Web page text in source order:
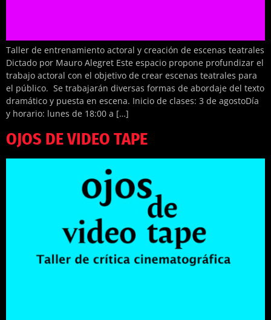
Taller de entrenamiento actoral y creación de escenas teatrales
Dictado por Mauro Alegret Este espacio propone profundizar el
trabajo actoral con el objetivo de crear escenas teatrales para
el público. Se trabajarán diversas formas de abordaje del texto
dramático y puesta en escena. Inicio de clases: 3 de agostoDía
y horario: lunes de 18:00 a […]
OJOS DE VIDEO TAPE